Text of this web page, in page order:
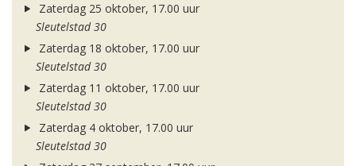
Zaterdag 25 oktober, 17.00 uur
Sleutelstad 30
Zaterdag 18 oktober, 17.00 uur
Sleutelstad 30
Zaterdag 11 oktober, 17.00 uur
Sleutelstad 30
Zaterdag 4 oktober, 17.00 uur
Sleutelstad 30